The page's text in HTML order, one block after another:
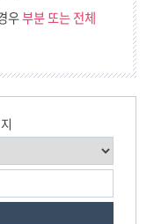
우부분 또는 전체